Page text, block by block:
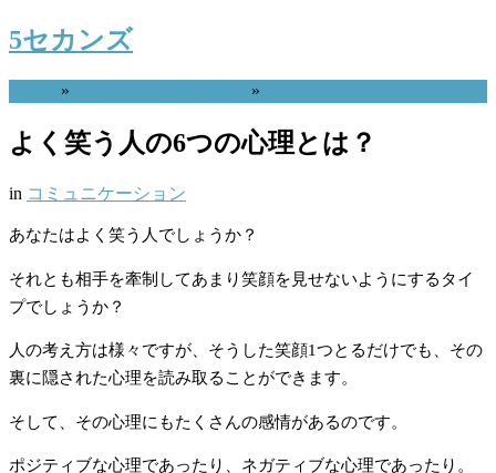
5セカンズ
» »
よく笑う人の6つの心理とは？
in コミュニケーション
あなたはよく笑う人でしょうか？
それとも相手を牽制してあまり笑顔を見せないようにするタイ
プでしょうか？
人の考え方は様々ですが、そうした笑顔1つとるだけでも、その
裏に隠された心理を読み取ることができます。
そして、その心理にもたくさんの感情があるのです。
ポジティブな心理であったり、ネガティブな心理であったり。